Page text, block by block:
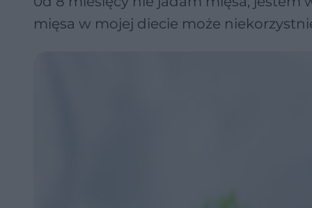
mięsa w mojej diecie może